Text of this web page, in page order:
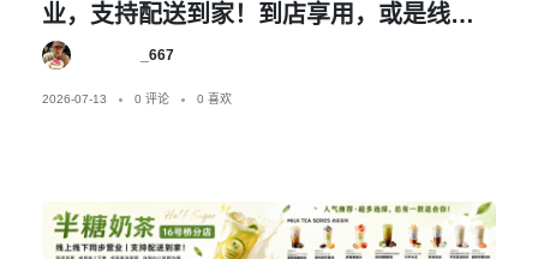
业，支持配送到家！到店享用，或是线上
下单，奶茶直送家里、送到办公室都方
便。🚚免费配送规则：▫️满3杯｜3公里内免
费配送▫️满5杯｜6公里内免费配送▫️满8杯｜
预订，现点现做，新鲜直达。📲下单方
式：微信：xiaojia4637电话：0560573782
_667
2026-07-13 0 评论 0 喜欢